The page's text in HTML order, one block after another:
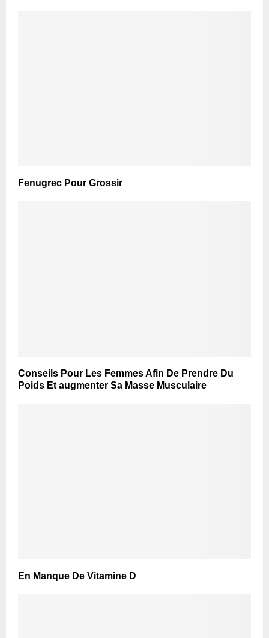
Fenugrec Pour Grossir
Conseils Pour Les Femmes Afin De Prendre Du
Poids Et augmenter Sa Masse Musculaire
En Manque De Vitamine D